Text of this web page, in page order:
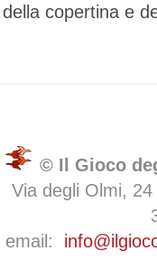
della copertina e
© Il Gioco
Via degli Olmi,
email: